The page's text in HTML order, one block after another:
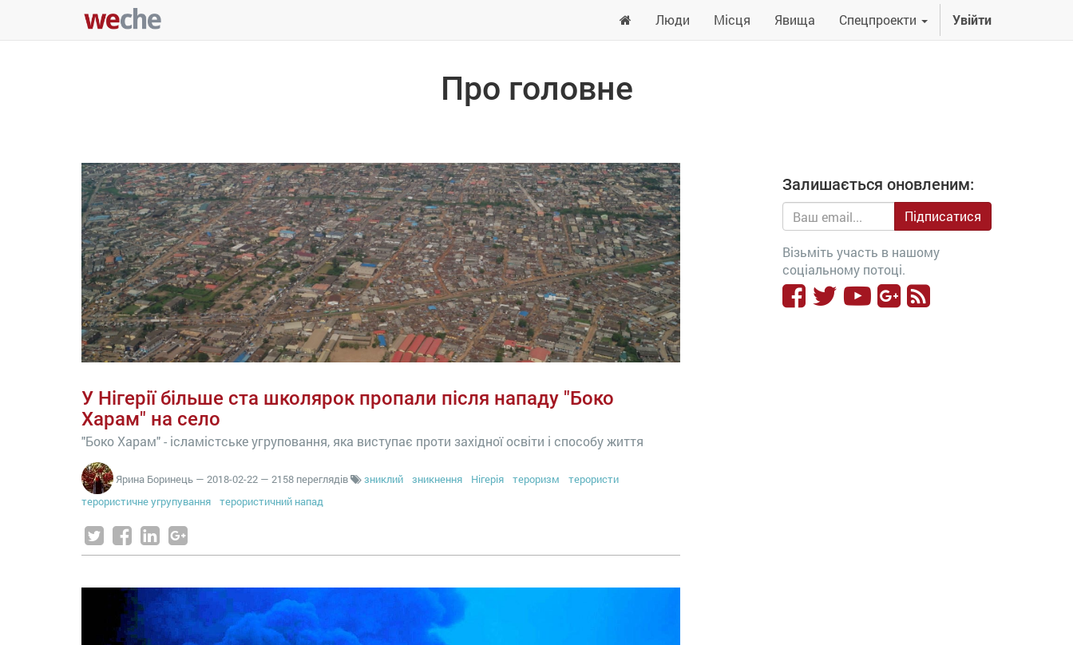
Люди Місця Явища Спецпроекти Увійти
Про головне
У Нігерії більше ста школярок пропали після нападу "Боко
Харам" на село
"Боко Харам" - ісламістське угруповання, яка виступає проти західної освіти і способу життя
Ярина Боринець — 2018-02-22 — 2158 переглядів зниклий зникнення Нігерія тероризм
терористи
терористичне угрупування
терористичний напад
Залишається оновленим:
Підписатися
Візьміть участь в нашому
соціальному потоці.